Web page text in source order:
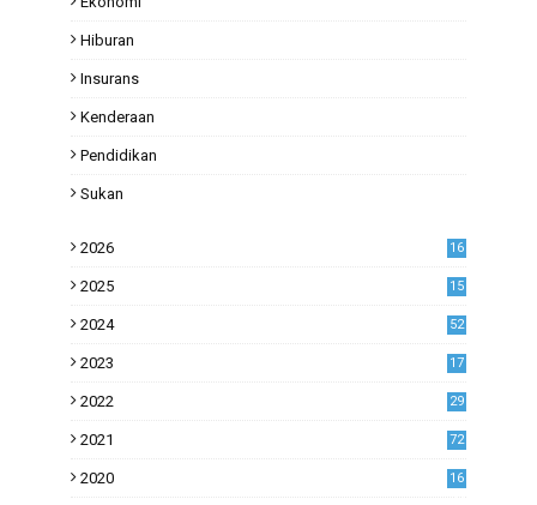
Hiburan
Insurans
Kenderaan
Pendidikan
Sukan
2026 16
2025 15
2024 52
2023
17
2022
29
2021
72
2020
16